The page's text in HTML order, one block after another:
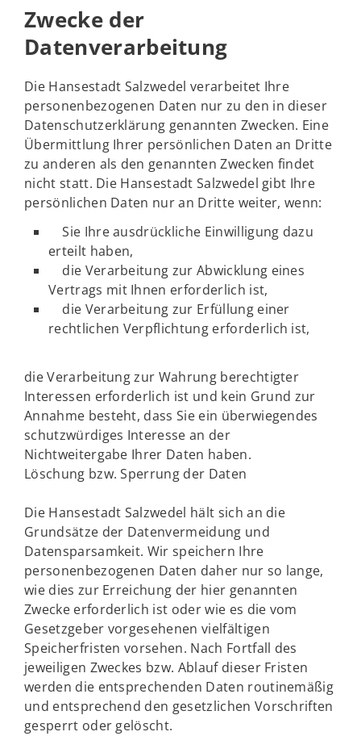
Zwecke der
Datenverarbeitung
Die Hansestadt Salzwedel verarbeitet Ihre
personenbezogenen Daten nur zu den in dieser
Datenschutzerklärung genannten Zwecken. Eine
Übermittlung Ihrer persönlichen Daten an Dritte
zu anderen als den genannten Zwecken findet
nicht statt. Die Hansestadt Salzwedel gibt Ihre
persönlichen Daten nur an Dritte weiter, wenn:
Sie Ihre ausdrückliche Einwilligung dazu
erteilt haben,
die Verarbeitung zur Abwicklung eines
Vertrags mit Ihnen erforderlich ist,
die Verarbeitung zur Erfüllung einer
rechtlichen Verpflichtung erforderlich ist,
die Verarbeitung zur Wahrung berechtigter
Interessen erforderlich ist und kein Grund zur
Annahme besteht, dass Sie ein überwiegendes
schutzwürdiges Interesse an der
Nichtweitergabe Ihrer Daten haben.
Löschung bzw. Sperrung der Daten
Die Hansestadt Salzwedel hält sich an die
Grundsätze der Datenvermeidung und
Datensparsamkeit. Wir speichern Ihre
personenbezogenen Daten daher nur so lange,
wie dies zur Erreichung der hier genannten
Zwecke erforderlich ist oder wie es die vom
Gesetzgeber vorgesehenen vielfältigen
Speicherfristen vorsehen. Nach Fortfall des
jeweiligen Zweckes bzw. Ablauf dieser Fristen
werden die entsprechenden Daten routinemäßig
und entsprechend den gesetzlichen Vorschriften
gesperrt oder gelöscht.